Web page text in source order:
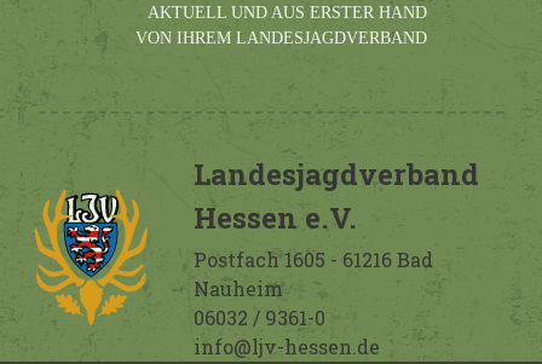
AKTUELL UND AUS ERSTER HAND
VON IHREM LANDESJAGDVERBAND
Landesjagdverband
Hessen e.V.
Postfach 1605 - 61216 Bad
Nauheim
06032 / 9361-0
info@ljv-hessen.de